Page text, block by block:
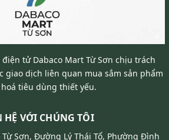
tử Dabaco Mart Từ Sơn chịu trách
giao dịch liên quan mua sắm sản phẩm
tiêu dùng thiết yếu.
HỆ VỚI CHÚNG TÔI
Từ Sơn, Đường Lý Thái Tổ, Phường Đình